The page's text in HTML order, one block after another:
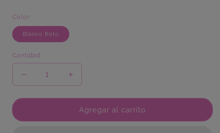
Color
Blanco Roto
Cantidad
Reducir
cantidad
para
Llano
Aumentar
cantidad
para
Plato
Llano
Agregar al carrito